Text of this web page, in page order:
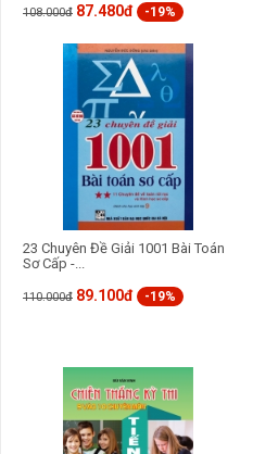
108.000đ 87.480đ -19%
23 Chuyên Đề Giải 1001 Bài Toán
Sơ Cấp -...
110.000đ 89.100đ -19%